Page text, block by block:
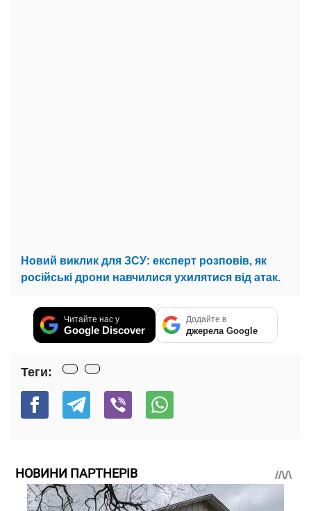
Новий виклик для ЗСУ: експерт розповів, як
російські дрони навчилися ухилятися від атак.
Читайте нас у
Google Discover
Додайте в
джерела Google
Теги:
НОВИНИ ПАРТНЕРІВ